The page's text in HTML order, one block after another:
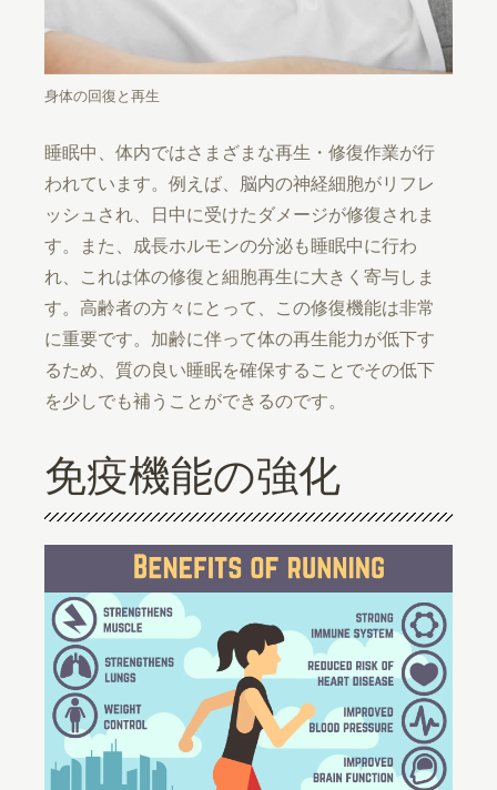
身体の回復と再生
睡眠中、体内ではさまざまな再生・修復作業が行
われています。例えば、脳内の神経細胞がリフレ
ッシュされ、日中に受けたダメージが修復されま
す。また、成長ホルモンの分泌も睡眠中に行わ
れ、これは体の修復と細胞再生に大きく寄与しま
す。高齢者の方々にとって、この修復機能は非常
に重要です。加齢に伴って体の再生能力が低下す
るため、質の良い睡眠を確保することでその低下
を少しでも補うことができるのです。
免疫機能の強化